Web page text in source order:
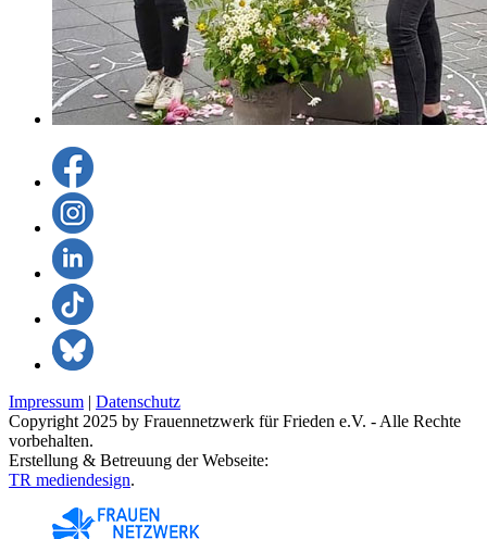
Impressum | Datenschutz
Copyright 2025 by Frauennetzwerk für Frieden e.V. - Alle Rechte
vorbehalten.
Erstellung & Betreuung der Webseite:
TR mediendesign.